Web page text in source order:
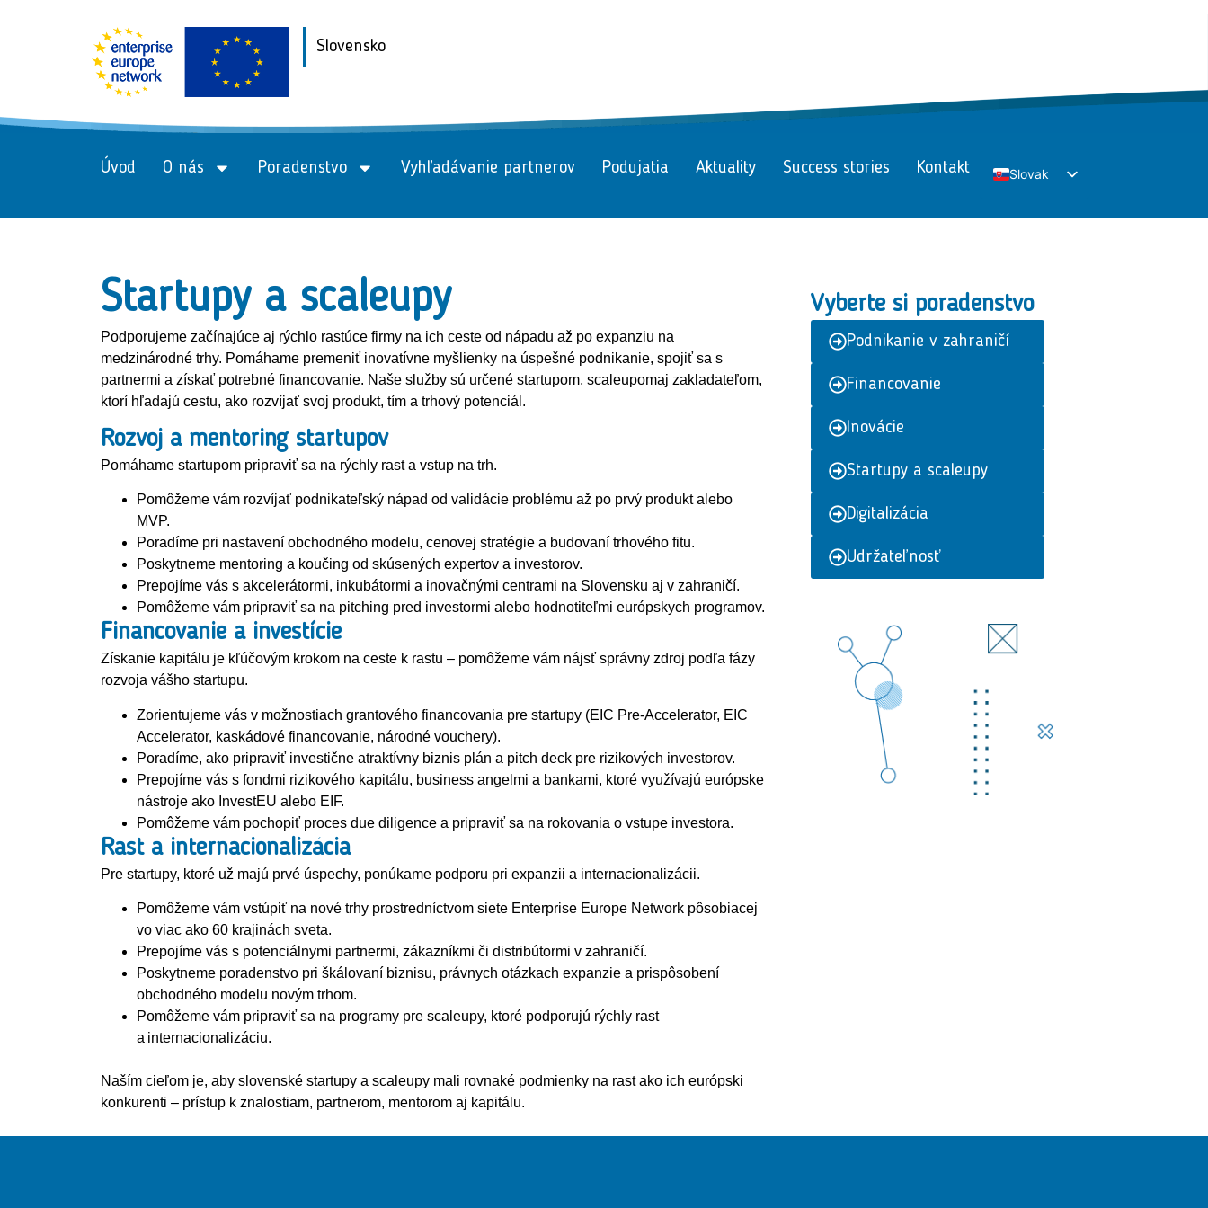
Slovensko
Úvod O nás Poradenstvo Vyhľadávanie partnerov Podujatia Aktuality Success stories Kontakt
Slovak
Startupy a scaleupy
Podporujeme začínajúce aj rýchlo rastúce firmy na ich ceste od nápadu až po expanziu na
medzinárodné trhy. Pomáhame premeniť inovatívne myšlienky na úspešné podnikanie, spojiť sa s
partnermi a získať potrebné financovanie. Naše služby sú určené startupom, scaleupomaj zakladateľom,
ktorí hľadajú cestu, ako rozvíjať svoj produkt, tím a trhový potenciál.
Rozvoj a mentoring startupov
Pomáhame startupom pripraviť sa na rýchly rast a vstup na trh.
Pomôžeme vám rozvíjať podnikateľský nápad od validácie problému až po prvý produkt alebo
MVP.
Poradíme pri nastavení obchodného modelu, cenovej stratégie a budovaní trhového fitu.
Poskytneme mentoring a koučing od skúsených expertov a investorov.
Prepojíme vás s akcelerátormi, inkubátormi a inovačnými centrami na Slovensku aj v zahraničí.
Pomôžeme vám pripraviť sa na pitching pred investormi alebo hodnotiteľmi európskych programov.
Financovanie a investície
Získanie kapitálu je kľúčovým krokom na ceste k rastu – pomôžeme vám nájsť správny zdroj podľa fázy
rozvoja vášho startupu.
Zorientujeme vás v možnostiach grantového financovania pre startupy (EIC Pre-Accelerator, EIC
Accelerator, kaskádové financovanie, národné vouchery).
Poradíme, ako pripraviť investične atraktívny biznis plán a pitch deck pre rizikových investorov.
Prepojíme vás s fondmi rizikového kapitálu, business angelmi a bankami, ktoré využívajú európske
nástroje ako InvestEU alebo EIF.
Pomôžeme vám pochopiť proces due diligence a pripraviť sa na rokovania o vstupe investora.
Rast a internacionalizácia
Pre startupy, ktoré už majú prvé úspechy, ponúkame podporu pri expanzii a internacionalizácii.
Pomôžeme vám vstúpiť na nové trhy prostredníctvom siete Enterprise Europe Network pôsobiacej
vo viac ako 60 krajinách sveta.
Prepojíme vás s potenciálnymi partnermi, zákazníkmi či distribútormi v zahraničí.
Poskytneme poradenstvo pri škálovaní biznisu, právnych otázkach expanzie a prispôsobení
obchodného modelu novým trhom.
Pomôžeme vám pripraviť sa na programy pre scaleupy, ktoré podporujú rýchly rast
a internacionalizáciu.
Naším cieľom je, aby slovenské startupy a scaleupy mali rovnaké podmienky na rast ako ich európski
konkurenti – prístup k znalostiam, partnerom, mentorom aj kapitálu.
Vyberte si poradenstvo
Podnikanie v zahraničí
Financovanie
Inovácie
Startupy a scaleupy
Digitalizácia
Udržateľnosť